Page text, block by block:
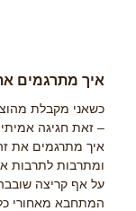
איך מתרגמים
כשאני מקבלת
– זאת חגיגה
איך מתרגמים את
ומתרבות לתרבות
על אף קריצה
המתחבא מאחורי